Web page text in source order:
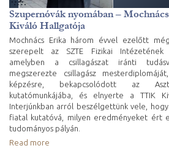
Szupernóvák nyomában –
Kiváló Hallgatója
Mochnács Erika három évvel ezelőtt
szerepelt az SZTE Fizikai Intézetének
amelyben a csillagászat iránti
megszerezte csillagász
képzésre, bekapcsolódott az
kutatómunkájába, és elnyerte a TTIK
Interjúnkban arról beszélgettünk vele,
fiatal kutatóvá, milyen eredményeket ért
tudományos pályán.
Read more